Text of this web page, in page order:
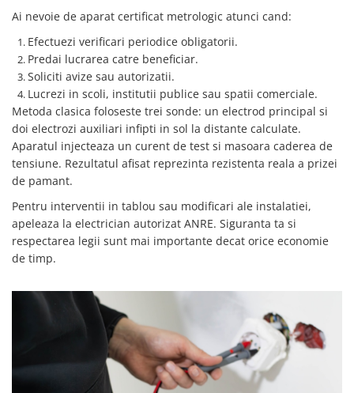
Ai nevoie de aparat certificat metrologic atunci cand:
Efectuezi verificari periodice obligatorii.
Predai lucrarea catre beneficiar.
Soliciti avize sau autorizatii.
Lucrezi in scoli, institutii publice sau spatii comerciale.
Metoda clasica foloseste trei sonde: un electrod principal si
doi electrozi auxiliari infipti in sol la distante calculate.
Aparatul injecteaza un curent de test si masoara caderea de
tensiune. Rezultatul afisat reprezinta rezistenta reala a prizei
de pamant.
Pentru interventii in tablou sau modificari ale instalatiei,
apeleaza la electrician autorizat ANRE. Siguranta ta si
respectarea legii sunt mai importante decat orice economie
de timp.